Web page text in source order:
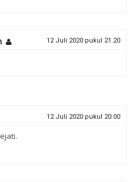
12 Juli 2020 pukul 21.20
12 Juli 2020 pukul 20.00